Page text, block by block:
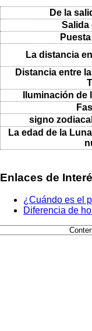
De la
Salida
La distancia
Distancia entre
Iluminación de
signo
La edad de la
Enlaces de
¿Cuándo es el
Diferencia de